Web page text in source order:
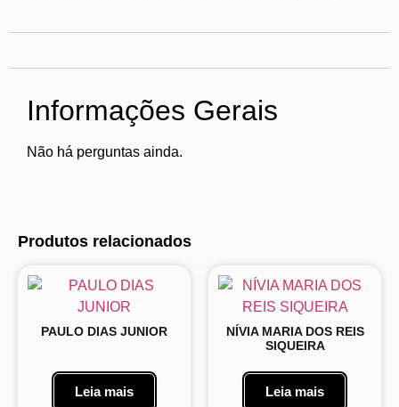
Informações Gerais
Não há perguntas ainda.
Produtos relacionados
PAULO DIAS JUNIOR
Leia mais
NÍVIA MARIA DOS REIS
SIQUEIRA
Leia mais